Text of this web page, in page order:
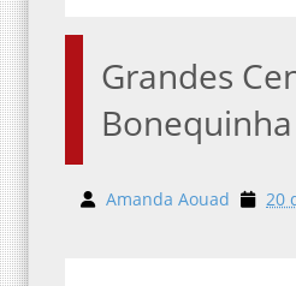
Grandes
Amanda Aouad 20